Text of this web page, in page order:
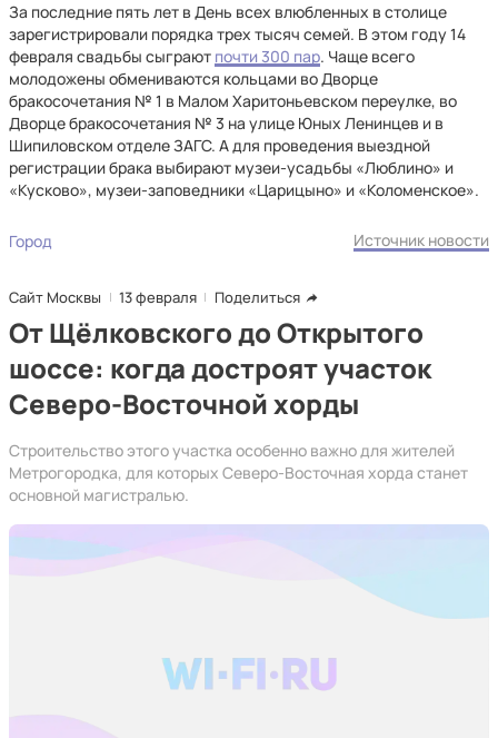
За последние пять лет в День всех влюбленных в столице
зарегистрировали порядка трех тысяч семей. В этом году 14
февраля свадьбы сыграют почти 300 пар. Чаще всего
молодожены обмениваются кольцами во Дворце
бракосочетания № 1 в Малом Харитоньевском переулке, во
Дворце бракосочетания № 3 на улице Юных Ленинцев и в
Шипиловском отделе ЗАГС. А для проведения выездной
регистрации брака выбирают музеи-усадьбы «Люблино» и
«Кусково», музеи-заповедники «Царицыно» и «Коломенское».
Город Источник новости
Сайт Москвы 13 февраля Поделиться
От Щёлковского до Открытого
шоссе: когда достроят участок
Северо-Восточной хорды
Строительство этого участка особенно важно для жителей
Метрогородка, для которых Северо-Восточная хорда станет
основной магистралью.